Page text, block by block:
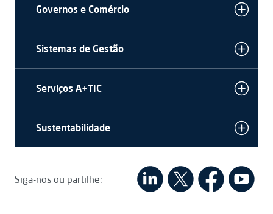
Governos e Comércio
Sistemas de Gestão
Serviços A+TIC
Sustentabilidade
Siga-nos ou partilhe: